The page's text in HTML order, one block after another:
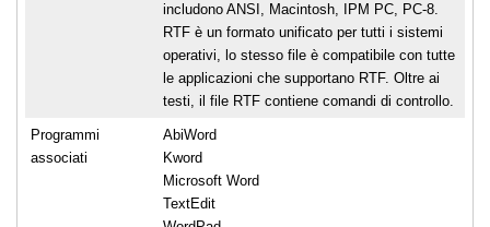
includono ANSI, Macintosh, IPM PC, PC-8.
RTF è un formato unificato per tutti i sistemi
operativi, lo stesso file è compatibile con tutte
le applicazioni che supportano RTF. Oltre ai
testi, il file RTF contiene comandi di controllo.
Programmi
associati
AbiWord
Kword
Microsoft Word
TextEdit